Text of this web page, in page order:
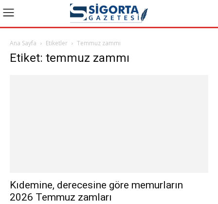
Ana Sayfa Etiketler Temmuz zammı
Etiket: temmuz zammı
Kıdemine, derecesine göre memurların
2026 Temmuz zamları